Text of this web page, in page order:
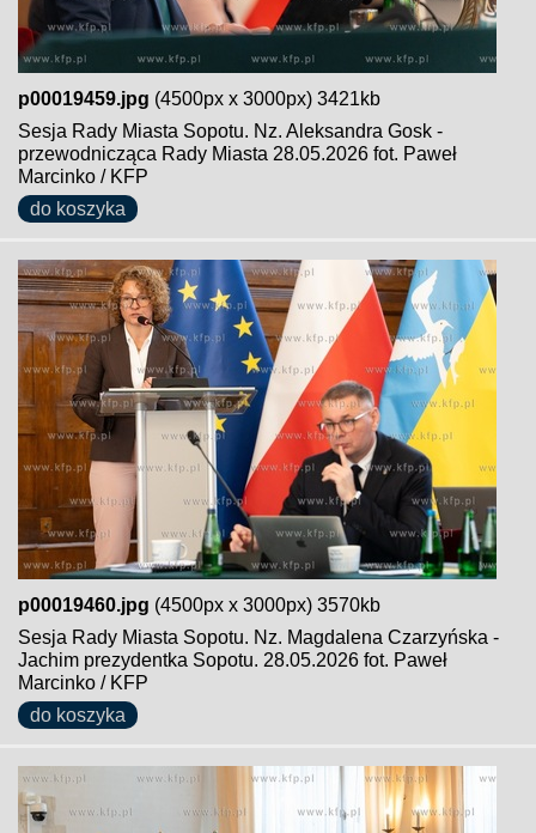
p00019459.jpg (4500px x 3000px) 3421kb
Sesja Rady Miasta Sopotu. Nz. Aleksandra Gosk -
przewodnicząca Rady Miasta 28.05.2026 fot. Paweł
Marcinko / KFP
do koszyka
p00019460.jpg (4500px x 3000px) 3570kb
Sesja Rady Miasta Sopotu. Nz. Magdalena Czarzyńska -
Jachim prezydentka Sopotu. 28.05.2026 fot. Paweł
Marcinko / KFP
do koszyka